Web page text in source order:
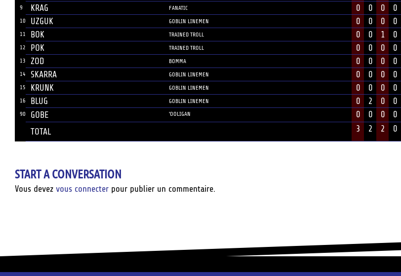
9 KRAG FANATIC 0 0 0 0
10 UZGUK GOBLIN LINEMEN 0 0 0 0
11 BOK TRAINED TROLL 0 0 1 0
12 POK TRAINED TROLL 0 0 0 0
13 ZOD BOMMA 0 0 0 0
14 SKARRA GOBLIN LINEMEN 0 0 0 0
15 KRUNK GOBLIN LINEMEN 0 0 0 0
16 BLUG GOBLIN LINEMEN 0 2 0 0
90 GOBE 'OOLIGAN 0 0 0 0
TOTAL
3 2 2 0
START A CONVERSATION
Vous devez vous connecter pour publier un commentaire.